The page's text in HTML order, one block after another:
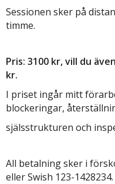
Sessionen sker på
timme.
Pris: 3100 kr, vill du
kr.
I priset ingår mitt
blockeringar,
själsstrukturen och
All betalning sker i
eller Swish 123-1428234.